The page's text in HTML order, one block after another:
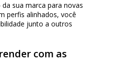
sua marca para novas
perfis alinhados, você
junto a outros
com as